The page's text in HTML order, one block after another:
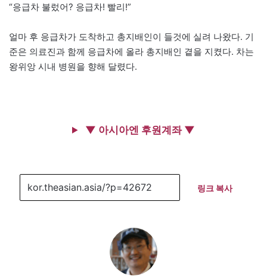
“응급차 불렀어? 응급차! 빨리!”
얼마 후 응급차가 도착하고 총지배인이 들것에 실려 나왔다. 기
준은 의료진과 함께 응급차에 올라 총지배인 곁을 지켰다. 차는
왕위앙 시내 병원을 향해 달렸다.
▼ 아시아엔 후원계좌 ▼
링크 복사